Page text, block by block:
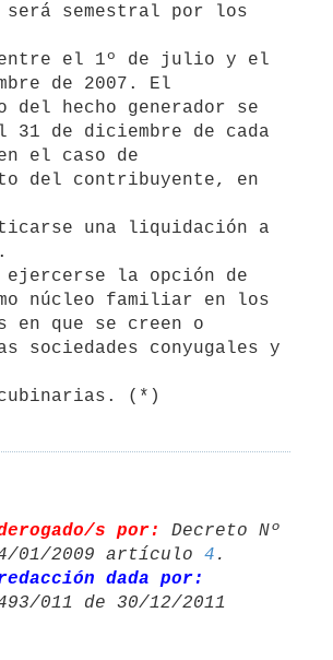
semestral por los
entre el 1º de julio y el
de 2007. El
del hecho generador se
31 de diciembre de cada
el caso de
del contribuyente, en
una liquidación a
núcleo familiar en los
en que se creen o
sociedades conyugales y
(*)
s por:
Decreto Nº
01/2009 artículo 4 .
dada por:
011 de 30/12/2011